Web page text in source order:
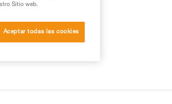
Sitio web.
Aceptar todas las cookies